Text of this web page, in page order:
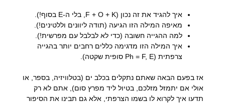
איך להגיד את זה נכון (F + O + K, בלי ה-E בסוף!).
מאיפה המילה הזו הגיעה (תודה ליוונים וללטינים!).
למה ההגייה חשובה (כדי לא לבלבל עם מפרשית!).
איך המילה הזו מדגימה כללים רחבים יותר בהגייה
צרפתית (Ph = F, E סופית שקטה).
אז בפעם הבאה שאתם נתקלים בכלב ים (בטלוויזיה, בספר, או
אולי אם יתמזל מזלכם, בטיול ליד מפרץ סום), אתם לא רק
תדעו איך לקרוא לו בשמו הצרפתי, אלא גם תבינו את הסיפור